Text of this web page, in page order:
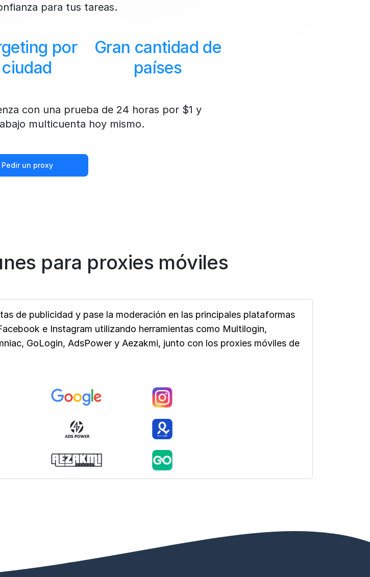
para tus tareas.
por
ciudad
Gran cantidad de
países
con una prueba de 24 horas por $1 y
multicuenta hoy mismo.
Pedir un proxy
para proxies móviles
de publicidad y pase la moderación en las principales plataformas
e Instagram utilizando herramientas como Multilogin,
GoLogin, AdsPower y Aezakmi, junto con los proxies móviles de